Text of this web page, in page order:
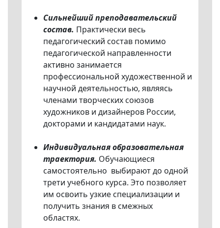
Сильнейший преподавательский
состав. Практически весь
педагогический состав помимо
педагогической направленности
активно занимается
профессиональной художественной и
научной деятельностью, являясь
членами творческих союзов
художников и дизайнеров России,
докторами и кандидатами наук.
Индивидуальная образовательная
траектория. Обучающиеся
самостоятельно выбирают до одной
трети учебного курса. Это позволяет
им освоить узкие специализации и
получить знания в смежных
областях.